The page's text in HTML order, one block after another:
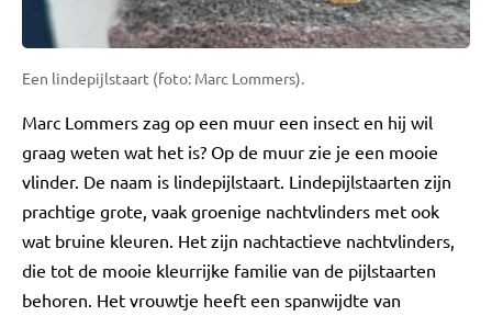
Een lindepijlstaart (foto: Marc Lommers).
Marc Lommers zag op een muur een insect en hij wil
graag weten wat het is? Op de muur zie je een mooie
vlinder. De naam is lindepijlstaart. Lindepijlstaarten zijn
prachtige grote, vaak groenige nachtvlinders met ook
wat bruine kleuren. Het zijn nachtactieve nachtvlinders,
die tot de mooie kleurrijke familie van de pijlstaarten
behoren. Het vrouwtje heeft een spanwijdte van